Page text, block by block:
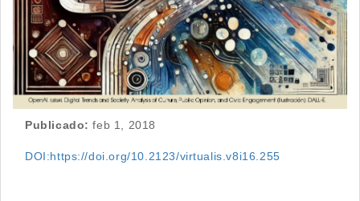
Publicado: feb 1, 2018
DOI:https://doi.org/10.2123/virtualis.v8i16.255